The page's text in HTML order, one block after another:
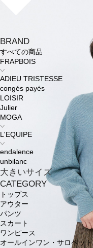
BRAND
すべての商品
FRAPBOIS
ADIEU TRISTESSE
congés payés
LOISIR
Julier
MOGA
L'EQUIPE
endalence
unbilanc
大きいサイズ
CATEGORY
トップス
アウター
パンツ
スカート
ワンピース
オールインワン・サロペット